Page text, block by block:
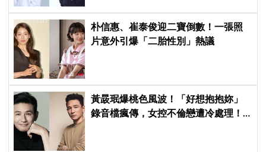
朴信惠、崔泰俊迎二寶倒數！一張照
片意外引爆「二胎性別」熱議
黃晸珉爆桃色風波！「好想抱抱妳」
錄音檔瘋傳，女控不倫戀遭冷處理！